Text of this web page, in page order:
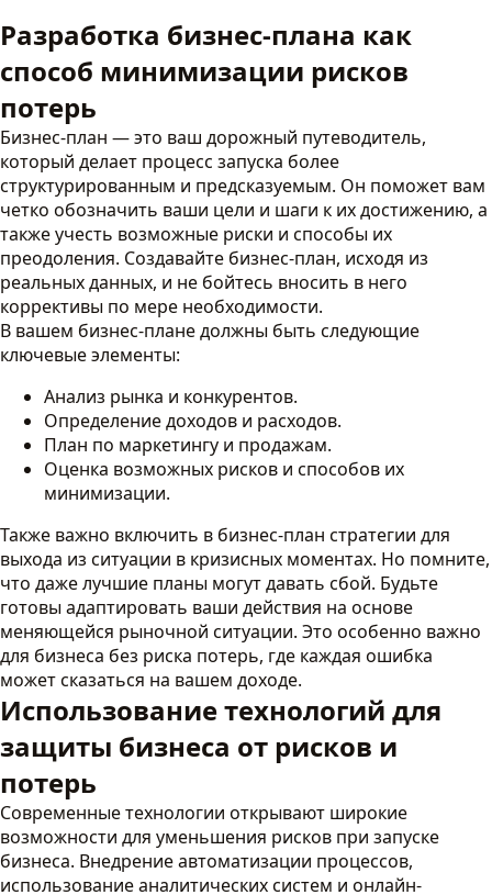
Разработка бизнес-плана как
способ минимизации рисков
потерь
Бизнес-план — это ваш дорожный путеводитель,
который делает процесс запуска более
структурированным и предсказуемым. Он поможет вам
четко обозначить ваши цели и шаги к их достижению, а
также учесть возможные риски и способы их
преодоления. Создавайте бизнес-план, исходя из
реальных данных, и не бойтесь вносить в него
коррективы по мере необходимости.
В вашем бизнес-плане должны быть следующие
ключевые элементы:
Анализ рынка и конкурентов.
Определение доходов и расходов.
План по маркетингу и продажам.
Оценка возможных рисков и способов их
минимизации.
Также важно включить в бизнес-план стратегии для
выхода из ситуации в кризисных моментах. Но помните,
что даже лучшие планы могут давать сбой. Будьте
готовы адаптировать ваши действия на основе
меняющейся рыночной ситуации. Это особенно важно
для бизнеса без риска потерь, где каждая ошибка
может сказаться на вашем доходе.
Использование технологий для
защиты бизнеса от рисков и
потерь
Современные технологии открывают широкие
возможности для уменьшения рисков при запуске
бизнеса. Внедрение автоматизации процессов,
использование аналитических систем и онлайн-